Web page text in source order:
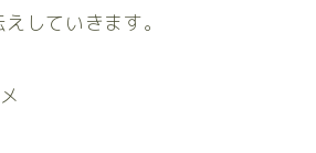
していきます。